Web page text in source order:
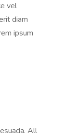
vel
diam
ipsum
All